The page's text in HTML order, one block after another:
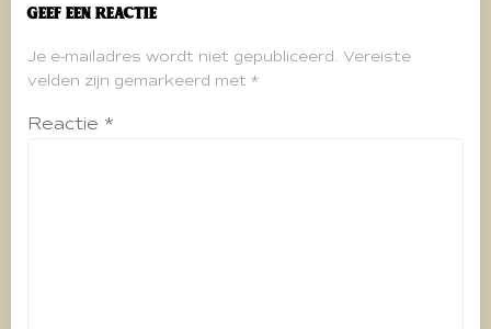
Geef een reactie
Je e-mailadres wordt niet gepubliceerd. Vereiste
velden zijn gemarkeerd met *
Reactie *